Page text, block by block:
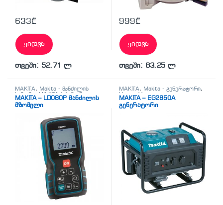
633₾
ყიდვა
თვეში: 52.71 ლ
999₾
ყიდვა
თვეში: 83.25 ლ
MAKITA, Makita - მანძილის
საზომი, MAKITA-ს საზომი
ხელსაწყოები
MAKITA – LD080P მანძილის
მზომელი
MAKITA, Makita - გენერატორი,
სხვადასხვა
MAKITA – EG2850A
გენერატორი